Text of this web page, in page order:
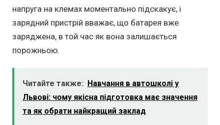
напруга на клемах моментально підскакує, і
зарядний пристрій вважає, що батарея вже
заряджена, в той час як вона залишається
порожньою.
Читайте также: Навчання в автошколі у
Львові: чому якісна підготовка має значення
та як обрати найкращий заклад